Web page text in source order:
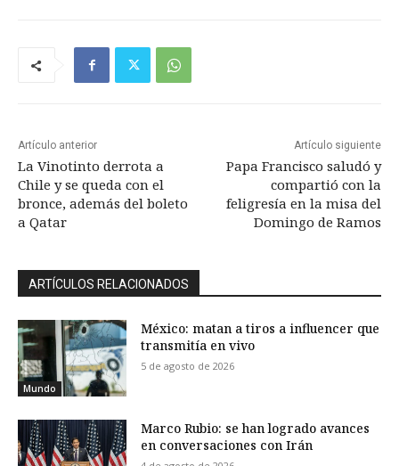
Artículo anterior
La Vinotinto derrota a
Chile y se queda con el
bronce, además del boleto
a Qatar
Artículo siguiente
Papa Francisco saludó y
compartió con la
feligresía en la misa del
Domingo de Ramos
ARTÍCULOS RELACIONADOS
Mundo
México: matan a tiros a influencer que
transmitía en vivo
5 de agosto de 2026
Marco Rubio: se han logrado avances
en conversaciones con Irán